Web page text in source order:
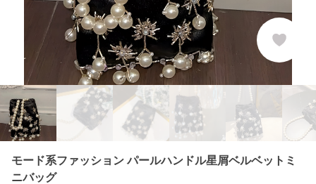
モード系ファッション パールハンドル星屑ベルベットミ
ニバッグ